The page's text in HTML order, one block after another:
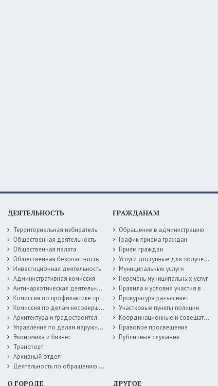
ДЕЯТЕЛЬНОСТЬ
Территориальная избирательная комиссия
Общественная деятельность
Общественная палата
Общественная безопастность
Инвестиционная деятельность
Административная комиссия
Антинаркотическая деятельность
Комиссия по профилактике правонарушений
Комиссия по делам несовершеннолетних
Архитектура и градостроительство
Управление по делам наружной рекламы
Экономика и бизнес
Транспорт
Архивный отдел
Деятельность по обращению с животными без владельцев
ГРАЖДАНАМ
Обращение в администрацию
График приема граждан
Прием граждан
Услуги доступные для получения в электронной форме
Муниципальные услуги
Перечень муниципальных услуг
Правила и условия участия в жилищных программах
Прокуратура разъясняет
Участковые пункты полиции
Координационные и совещательные органы
Правовое просвещение
Публичные слушания
О ГОРОДЕ ДРУГОЕ